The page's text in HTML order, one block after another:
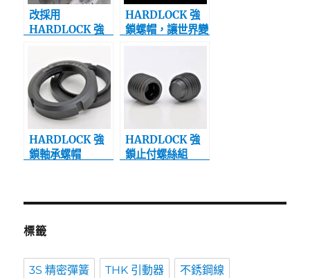
k
p
k
改採用
HARDLOCK 強
低維護成本！
HARDLOCK 強
鎖螺帽，讓世界變
HARDLOCK 強
鎖軸承螺帽
HARDLOCK 強
鎖止付螺絲組
標籤
3S 精密彈簧 THK 引動器 不銹鋼線